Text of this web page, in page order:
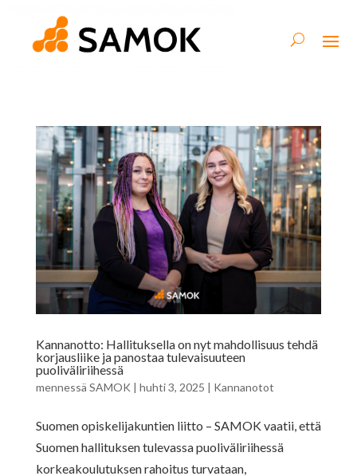
Kannanotto: Hallituksella on nyt mahdollisuus tehdä
korjausliike ja panostaa tulevaisuuteen
puoliväliriihessä
mennessä SAMOK | huhti 3, 2025 | Kannanotot
Suomen opiskelijakuntien liitto – SAMOK vaatii, että
Suomen hallituksen tulevassa puoliväliriihessä
korkeakoulutuksen rahoitus turvataan,